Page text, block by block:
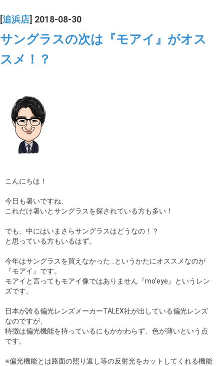
[追浜店] 2018-08-30
サングラスの次は『モアイ』がオス
スメ！？
こんにちは！
今日も暑いですね、
これだけ暑いとサングラスを探されている方も多い！
でも、中にはいまさらサングラスはどうなの！？
と思っている方もいるはず。
今年はサングラスを買えなかった…というかたにオススメなのが
『モアイ』です。
モアイと言ってもモアイ像ではありません『mo'eye』というレン
ズです。
日本が誇る偏光レンズメーカーTALEX社が出している偏光レンズ
なのですが、
特徴は偏光機能を持っているにもかかわらず、色が薄いという点
です。
※偏光機能とは路面の照り返し等の反射光をカットしてくれる機能